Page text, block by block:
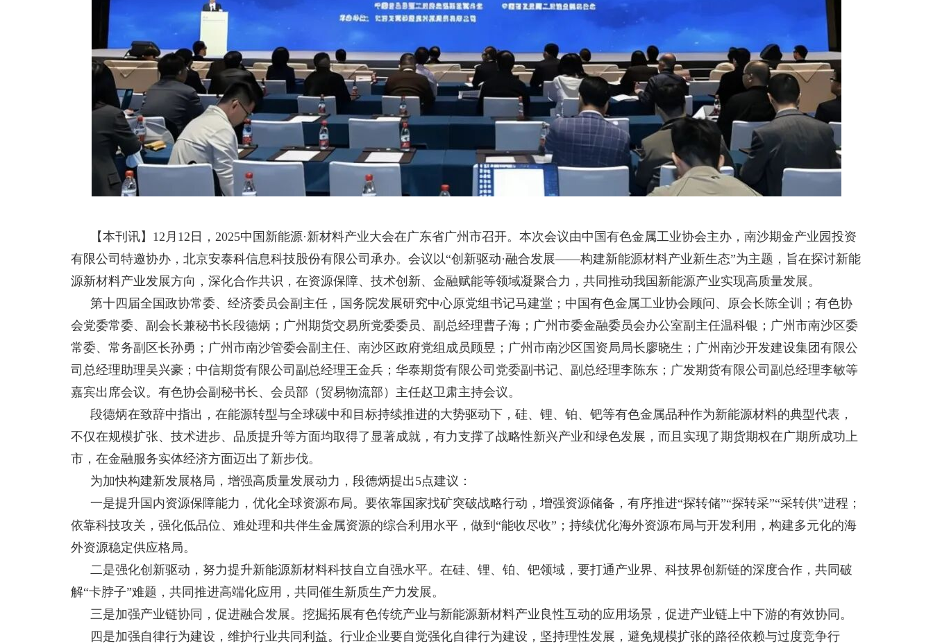
【本刊讯】12 月 12 日， 2025中国新能源·新材料产业大会在广东省广州市召开。本次会议由中国有色金属工业协会主办，南沙期金产业园投资
有限公司特邀协办，北京安泰科信息科技股份有限公司承办。会议以“创新驱动·融合发展——构建新能源材料产业新生态”为主题，旨在探讨新能
源新材料产业发展方向，深化合作共识，在资源保障、技术创新、金融赋能等领域凝聚合力，共同推动我国新能源产业实现高质量发展。
第十四届全国政协常委、经济委员会副主任，国务院发展研究中心原党组书记马建堂；中国有色金属工业协会顾问、原会长陈全训；有色协
会党委常委、副会长兼秘书长段德炳；广州期货交易所党委委员、副总经理曹子海；广州市委金融委员会办公室副主任温科银；广州市南沙区委
常委、常务副区长孙勇；广州市南沙管委会副主任、南沙区政府党组成员顾昱；广州市南沙区国资局局长廖晓生；广州南沙开发建设集团有限公
司总经理助理吴兴豪；中信期货有限公司副总经理王金兵；华泰期货有限公司党委副书记、副总经理李陈东；广发期货有限公司副总经理李敏等
嘉宾出席会议。有色协会副秘书长、会员部（贸易物流部）主任赵卫肃主持会议。
段德炳在致辞中指出，在能源转型与全球碳中和目标持续推进的大势驱动下，硅、锂、铂、钯等有色金属品种作为新能源材料的典型代表，
不仅在规模扩张、技术进步、品质提升等方面均取得了显著成就，有力支撑了战略性新兴产业和绿色发展，而且实现了期货期权在广期所成功上
市，在金融服务实体经济方面迈出了新步伐。
为加快构建新发展格局，增强高质量发展动力，段德炳提出5点建议：
一是提升国内资源保障能力，优化全球资源布局。要依靠国家找矿突破战略行动，增强资源储备，有序推进“探转储”“探转采”“采转供”进程；
依靠科技攻关，强化低品位、难处理和共伴生金属资源的综合利用水平，做到“能收尽收”；持续优化海外资源布局与开发利用，构建多元化的海
外资源稳定供应格局。
二是强化创新驱动，努力提升新能源新材料科技自立自强水平。在硅、锂、铂、钯领域，要打通产业界、科技界创新链的深度合作，共同破
解“卡脖子”难题，共同推进高端化应用，共同催生新质生产力发展。
三是加强产业链协同，促进融合发展。挖掘拓展有色传统产业与新能源新材料产业良性互动的应用场景，促进产业链上中下游的有效协同。
四是加强自律行为建设，维护行业共同利益。行业企业要自觉强化自律行为建设，坚持理性发展，避免规模扩张的路径依赖与过度竞争行